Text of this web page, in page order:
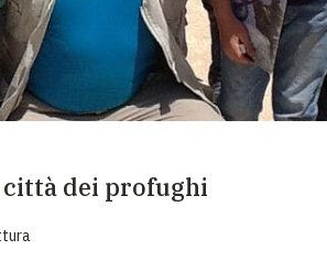
città dei profughi